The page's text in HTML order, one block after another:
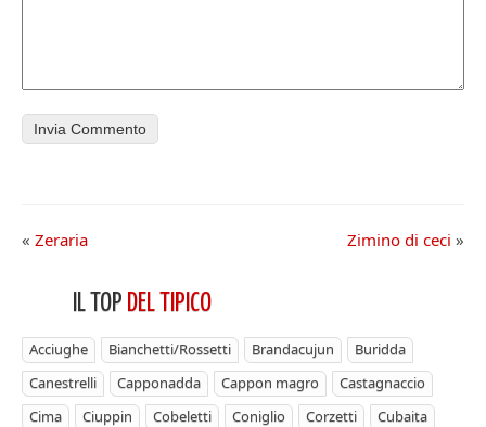
« Zeraria Zimino di ceci »
IL TOP DEL TIPICO
Acciughe Bianchetti/Rossetti Brandacujun
Buridda
Canestrelli
Capponadda Cappon magro
Castagnaccio
Cima
Ciuppin Cobeletti Coniglio Corzetti
Cubaita